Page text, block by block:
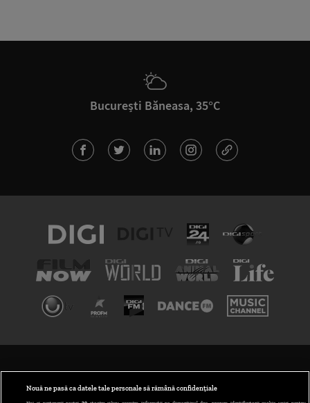
București Băneasa, 35°C
Nouă ne pasă ca datele tale personale să rămână confidențiale